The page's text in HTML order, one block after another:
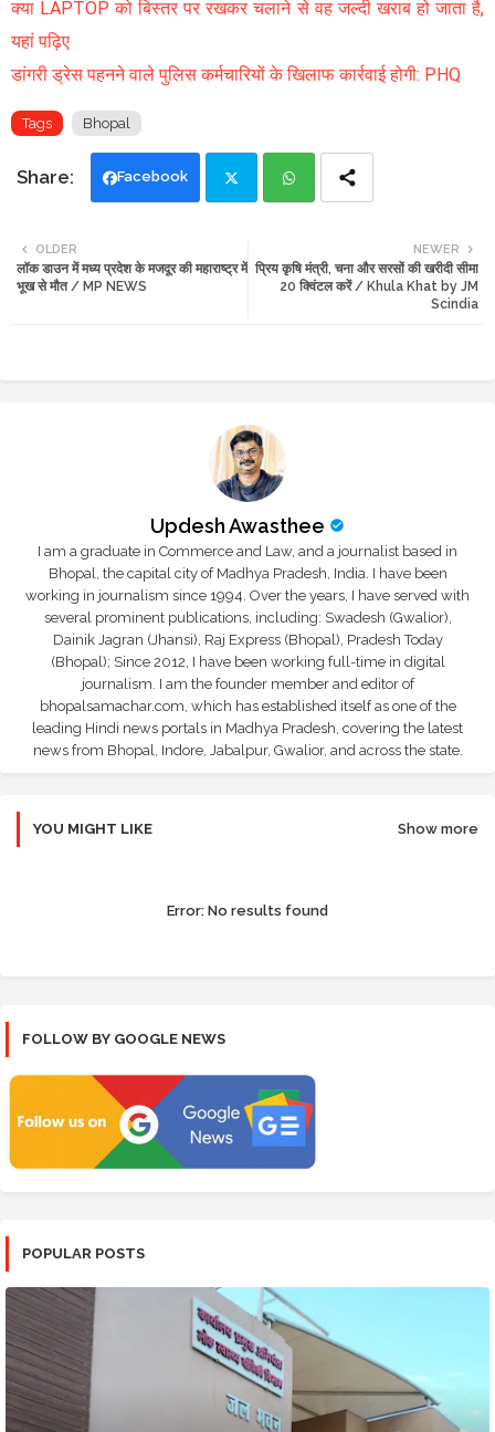
क्या LAPTOP को बिस्तर पर रखकर चलाने से वह जल्दी खराब हो जाता है,
यहां पढ़िए
डांगरी ड्रेस पहनने वाले पुलिस कर्मचारियों के खिलाफ कार्रवाई होगी: PHQ
Tags Bhopal
Facebook
tte ats
NEWER
प्रिय कृषि मंत्री, चना और सरसों की खरीदी सीमा
20 क्विंटल करें / Khula Khat by JM
Scindia
OLDER
लॉक डाउन में मध्य प्रदेश के मजदूर की महाराष्ट्र में
भूख से मौत / MP NEWS
Updesh Awasthee
I am a graduate in Commerce and Law, and a journalist based in
Bhopal, the capital city of Madhya Pradesh, India. I have been
working in journalism since 1994. Over the years, I have served with
several prominent publications, including: Swadesh (Gwalior),
Dainik Jagran (Jhansi), Raj Express (Bhopal), Pradesh Today
(Bhopal); Since 2012, I have been working full-time in digital
journalism. I am the founder member and editor of
bhopalsamachar.com, which has established itself as one of the
leading Hindi news portals in Madhya Pradesh, covering the latest
news from Bhopal, Indore, Jabalpur, Gwalior, and across the state.
YOU MIGHT LIKE Show more
Error: No results found
FOLLOW BY GOOGLE NEWS
POPULAR POSTS